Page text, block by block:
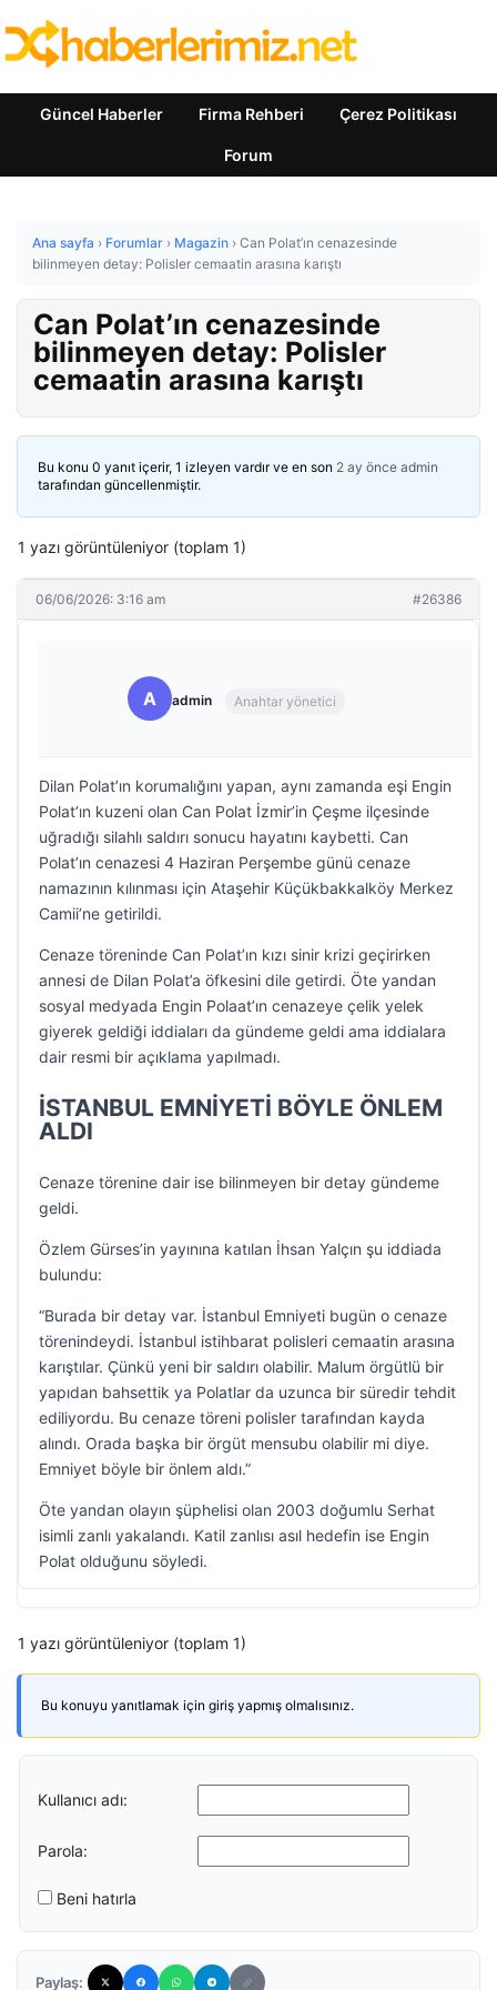
Güncel Haberler Firma Rehberi Çerez Politikası
Forum
Ana sayfa › Forumlar › Magazin › Can Polat’ın cenazesinde
bilinmeyen detay: Polisler cemaatin arasına karıştı
Can Polat’ın cenazesinde
bilinmeyen detay: Polisler
cemaatin arasına karıştı
Bu konu 0 yanıt içerir, 1 izleyen vardır ve en son 2 ay önce admin
tarafından güncellenmiştir.
1 yazı görüntüleniyor (toplam 1)
06/06/2026: 3:16 am #26386
A admin Anahtar yönetici
Dilan Polat’ın korumalığını yapan, aynı zamanda eşi Engin
Polat’ın kuzeni olan Can Polat İzmir’in Çeşme ilçesinde
uğradığı silahlı saldırı sonucu hayatını kaybetti. Can
Polat’ın cenazesi 4 Haziran Perşembe günü cenaze
namazının kılınması için Ataşehir Küçükbakkalköy Merkez
Camii’ne getirildi.
Cenaze töreninde Can Polat’ın kızı sinir krizi geçirirken
annesi de Dilan Polat’a öfkesini dile getirdi. Öte yandan
sosyal medyada Engin Polaat’ın cenazeye çelik yelek
giyerek geldiği iddiaları da gündeme geldi ama iddialara
dair resmi bir açıklama yapılmadı.
İSTANBUL EMNİYETİ BÖYLE ÖNLEM
ALDI
Cenaze törenine dair ise bilinmeyen bir detay gündeme
geldi.
Özlem Gürses’in yayınına katılan İhsan Yalçın şu iddiada
bulundu:
“Burada bir detay var. İstanbul Emniyeti bugün o cenaze
törenindeydi. İstanbul istihbarat polisleri cemaatin arasına
karıştılar. Çünkü yeni bir saldırı olabilir. Malum örgütlü bir
yapıdan bahsettik ya Polatlar da uzunca bir süredir tehdit
ediliyordu. Bu cenaze töreni polisler tarafından kayda
alındı. Orada başka bir örgüt mensubu olabilir mi diye.
Emniyet böyle bir önlem aldı.”
Öte yandan olayın şüphelisi olan 2003 doğumlu Serhat
isimli zanlı yakalandı. Katil zanlısı asıl hedefin ise Engin
Polat olduğunu söyledi.
1 yazı görüntüleniyor (toplam 1)
Bu konuyu yanıtlamak için giriş yapmış olmalısınız.
Kullanıcı adı:
Parola:
Beni hatırla
Paylaş: